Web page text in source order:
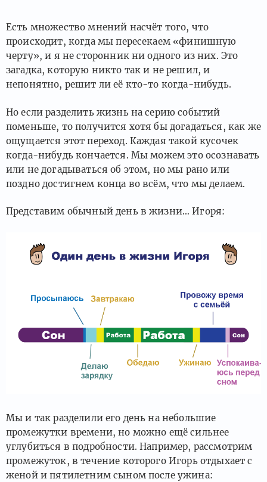
Есть множество мнений насчёт того, что
происходит, когда мы пересекаем «финишную
черту», и я не сторонник ни одного из них. Это
загадка, которую никто так и не решил, и
непонятно, решит ли её кто-то когда-нибудь.
Но если разделить жизнь на серию событий
поменьше, то получится хотя бы догадаться, как же
ощущается этот переход. Каждая такой кусочек
когда-нибудь кончается. Мы можем это осознавать
или не догадываться об этом, но мы рано или
поздно достигнем конца во всём, что мы делаем.
Представим обычный день в жизни… Игоря:
Мы и так разделили его день на небольшие
промежутки времени, но можно ещё сильнее
углубиться в подробности. Например, рассмотрим
промежуток, в течение которого Игорь отдыхает с
женой и пятилетним сыном после ужина: